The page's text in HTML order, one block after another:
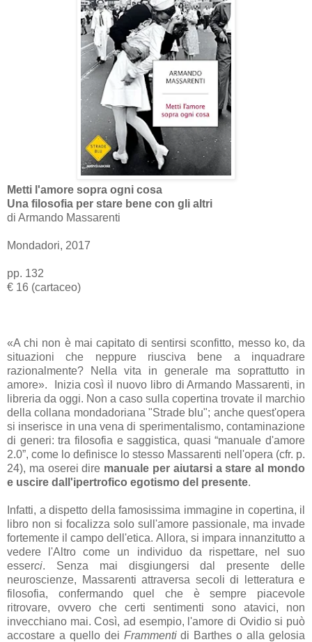
Metti l'amore sopra ogni cosa
Una filosofia per stare bene con gli altri
di Armando Massarenti
Mondadori, 2017
pp. 132
€ 16 (cartaceo)
«A chi non è mai capitato di sentirsi sconfitto, messo ko, da
situazioni che neppure riusciva bene a inquadrare
razionalmente? Nella vita in generale ma soprattutto in
amore». Inizia così il nuovo libro di Armando Massarenti, in
libreria da oggi. Non a caso sulla copertina trovate il marchio
della collana mondadoriana "Strade blu"; anche quest'opera
si inserisce in una vena di sperimentalismo, contaminazione
di generi: tra filosofia e saggistica, quasi “manuale d'amore
2.0”, come lo definisce lo stesso Massarenti nell'opera (cfr. p.
24), ma oserei dire manuale per aiutarsi a stare al mondo
e uscire dall'ipertrofico egotismo del presente.
Infatti, a dispetto della famosissima immagine in copertina, il
libro non si focalizza solo sull'amore passionale, ma invade
fortemente il campo dell'etica. Allora, si impara innanzitutto a
vedere l'Altro come un individuo da rispettare, nel suo
esserci. Senza mai disgiungersi dal presente delle
neuroscienze, Massarenti attraversa secoli di letteratura e
filosofia, confermando quel che è sempre piacevole
ritrovare, ovvero che certi sentimenti sono atavici, non
invecchiano mai. Così, ad esempio, l'amore di Ovidio si può
accostare a quello dei Frammentidi Barthes o alla gelosia